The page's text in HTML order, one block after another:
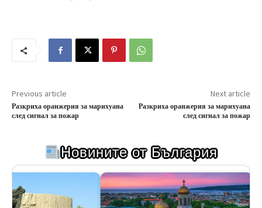
Previous article
Разкриха оранжерия за марихуана
след сигнал за пожар
Next article
Разкриха оранжерия за марихуана
след сигнал за пожар
Новините от България